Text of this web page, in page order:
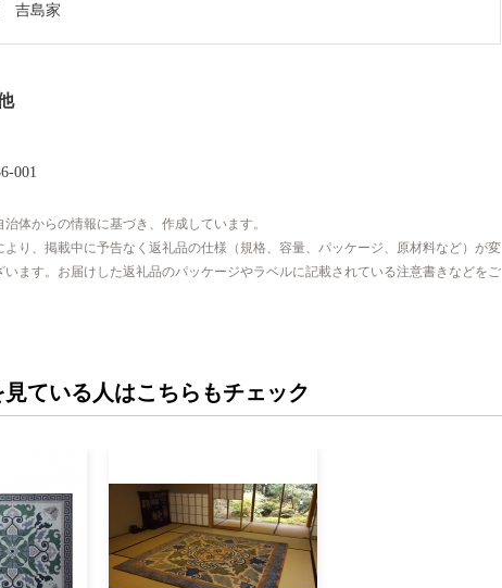
吉島家
001
体からの情報に基づき、作成しています。
より、掲載中に予告なく返礼品の仕様（規格、容量、パッケージ、原材料など）が変
います。お届けした返礼品のパッケージやラベルに記載されている注意書きなどをご
ている人はこちらもチェック